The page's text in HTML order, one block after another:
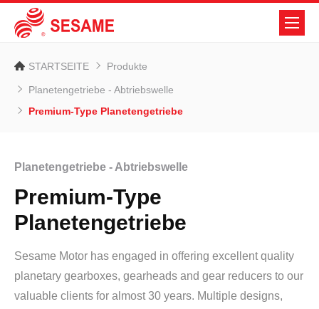
STARTSEITE Produkte
Planetengetriebe - Abtriebswelle
Premium-Type Planetengetriebe
Planetengetriebe - Abtriebswelle
Premium-Type
Planetengetriebe
Sesame Motor has engaged in offering excellent quality
planetary gearboxes, gearheads and gear reducers to our
valuable clients for almost 30 years. Multiple designs,